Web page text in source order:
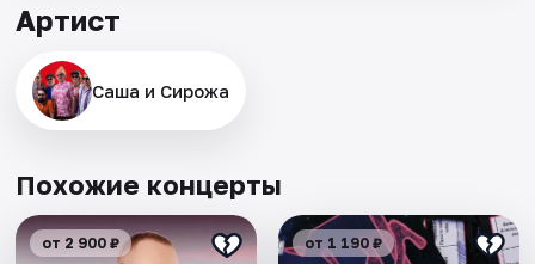
Артист
Саша и Сирожа
Похожие концерты
от 2 900 ₽ от 1 190 ₽